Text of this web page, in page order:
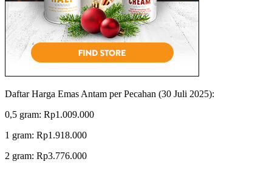
Daftar Harga Emas Antam per Pecahan (30 Juli 2025):
0,5 gram: Rp1.009.000
1 gram: Rp1.918.000
2 gram: Rp3.776.000